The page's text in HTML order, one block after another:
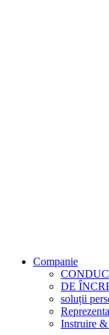
Companie
DE
soluții
Instruire